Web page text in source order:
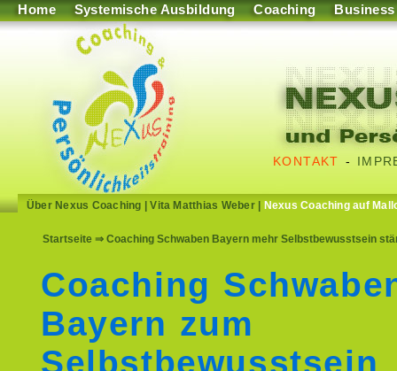
Home Systemische Ausbildung Coaching Business
KONTAKT -
Über Nexus Coaching |Vita Matthias Weber| Nexus Coaching auf
Startseite ⇒ Coaching Schwaben Bayern mehr Selbstbewusstsein
Coaching
Bayern zum
Selbstbewusstsein